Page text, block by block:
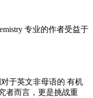
专业的作者受益于
于英文非母语的 有机
者而言，更是挑战重